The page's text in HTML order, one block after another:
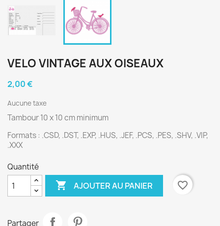
VELO VINTAGE AUX OISEAUX
2,00 €
Aucune taxe
Tambour 10 x 10 cm minimum
Formats : .CSD, .DST, .EXP, .HUS, .JEF, .PCS, .PES, .SHV, .VIP,
.XXX
Quantité
 AJOUTER AU PANIER favorite_border
Partager